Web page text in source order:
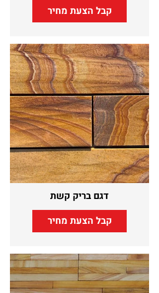
קבל הצעת מחיר
דגם בריק קשת
קבל הצעת מחיר